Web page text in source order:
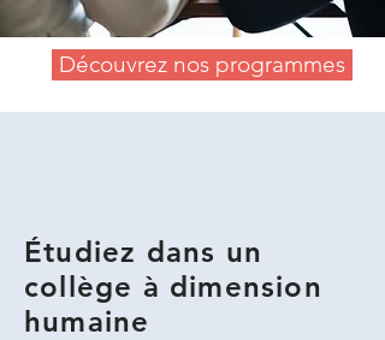
Découvrez nos programmes
Étudiez dans un
collège à dimension
humaine